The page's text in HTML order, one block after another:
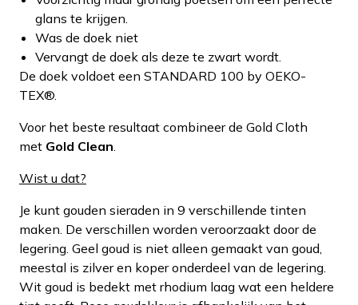
glans te krijgen.
Was de doek niet
Vervangt de doek als deze te zwart wordt.
De doek voldoet een STANDARD 100 by OEKO-
TEX®.
Voor het beste resultaat combineer de Gold Cloth
met Gold Clean
Wist u dat?
Je kunt gouden sieraden in 9 verschillende tinten
maken. De verschillen worden veroorzaakt door de
legering. Geel goud is niet alleen gemaakt van goud,
meestal is zilver en koper onderdeel van de legering.
Wit goud is bedekt met rhodium laag wat een heldere